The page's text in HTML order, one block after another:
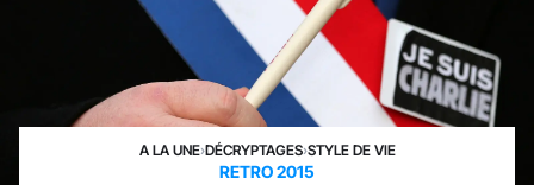
A LA UNE›DÉCRYPTAGES›STYLE DE VIE
RETRO 2015